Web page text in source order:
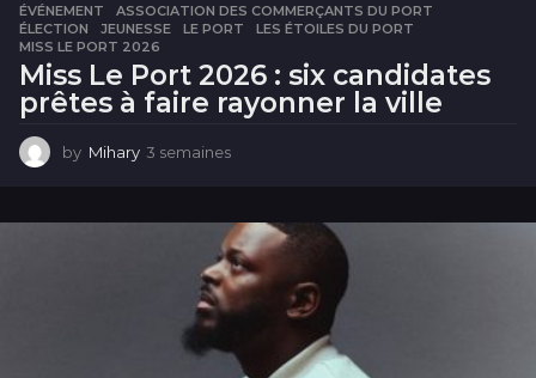
ÉVÉNEMENT ASSOCIATION DES COMMERÇANTS DU PORT
ÉLECTION
,JEUNESSE ,LE PORT ,LES ÉTOILES DU PORT
MISS LE PORT 2026
Miss Le Port 2026 : six candidates
prêtes à faire rayonner la ville
by Mihary 3 semaines
m
a
i
n
e